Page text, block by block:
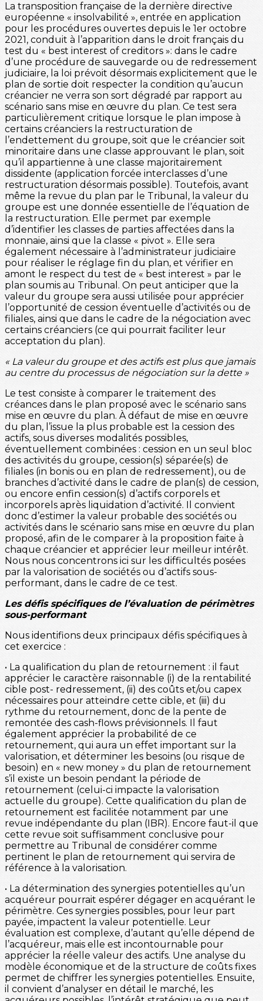
La transposition française de la dernière directive
européenne « insolvabilité », entrée en application
pour les procédures ouvertes depuis le 1er octobre
2021, conduit à l’apparition dans le droit français du
test du « best interest of creditors »: dans le cadre
d’une procédure de sauvegarde ou de redressement
judiciaire, la loi prévoit désormais explicitement que le
plan de sortie doit respecter la condition qu’aucun
créancier ne verra son sort dégradé par rapport au
scénario sans mise en œuvre du plan. Ce test sera
particulièrement critique lorsque le plan impose à
certains créanciers la restructuration de
l’endettement du groupe, soit que le créancier soit
minoritaire dans une classe approuvant le plan, soit
qu’il appartienne à une classe majoritairement
dissidente (application forcée interclasses d’une
restructuration désormais possible). Toutefois, avant
même la revue du plan par le Tribunal, la valeur du
groupe est une donnée essentielle de l’équation de
la restructuration. Elle permet par exemple
d’identifier les classes de parties affectées dans la
monnaie, ainsi que la classe « pivot ». Elle sera
également nécessaire à l’administrateur judiciaire
pour réaliser le réglage fin du plan, et vérifier en
amont le respect du test de « best interest » par le
plan soumis au Tribunal. On peut anticiper que la
valeur du groupe sera aussi utilisée pour apprécier
l’opportunité de cession éventuelle d’activités ou de
filiales, ainsi que dans le cadre de la négociation avec
certains créanciers (ce qui pourrait faciliter leur
acceptation du plan).
« La valeur du groupe et des actifs est plus que jamais
au centre du processus de négociation sur la dette »
Le test consiste à comparer le traitement des
créances dans le plan proposé avec le scénario sans
mise en œuvre du plan. À défaut de mise en œuvre
du plan, l’issue la plus probable est la cession des
actifs, sous diverses modalités possibles,
éventuellement combinées : cession en un seul bloc
des activités du groupe, cession(s) séparée(s) de
filiales (in bonis ou en plan de redressement), ou de
branches d’activité dans le cadre de plan(s) de cession,
ou encore enfin cession(s) d’actifs corporels et
incorporels après liquidation d’activité. Il convient
donc d’estimer la valeur probable des sociétés ou
activités dans le scénario sans mise en œuvre du plan
proposé, afin de le comparer à la proposition faite à
chaque créancier et apprécier leur meilleur intérêt.
Nous nous concentrons ici sur les difficultés posées
par la valorisation de sociétés ou d’actifs sous-
performant, dans le cadre de ce test.
Les défis spécifiques de l’évaluation de périmètres
sous-performant
Nous identifions deux principaux défis spécifiques à
cet exercice :
• La qualification du plan de retournement : il faut
apprécier le caractère raisonnable (i) de la rentabilité
cible post- redressement, (ii) des coûts et/ou capex
nécessaires pour atteindre cette cible, et (iii) du
rythme du retournement, donc de la pente de
remontée des cash-flows prévisionnels. Il faut
également apprécier la probabilité de ce
retournement, qui aura un effet important sur la
valorisation, et déterminer les besoins (ou risque de
besoin) en « new money » du plan de retournement
s’il existe un besoin pendant la période de
retournement (celui-ci impacte la valorisation
actuelle du groupe). Cette qualification du plan de
retournement est facilitée notamment par une
revue indépendante du plan (IBR). Encore faut-il que
cette revue soit suffisamment conclusive pour
permettre au Tribunal de considérer comme
pertinent le plan de retournement qui servira de
référence à la valorisation.
• La détermination des synergies potentielles qu’un
acquéreur pourrait espérer dégager en acquérant le
périmètre. Ces synergies possibles, pour leur part
payée, impactent la valeur potentielle. Leur
évaluation est complexe, d’autant qu’elle dépend de
l’acquéreur, mais elle est incontournable pour
apprécier la réelle valeur des actifs. Une analyse du
modèle économique et de la structure de coûts fixes
permet de chiffrer les synergies potentielles. Ensuite,
il convient d’analyser en détail le marché, les